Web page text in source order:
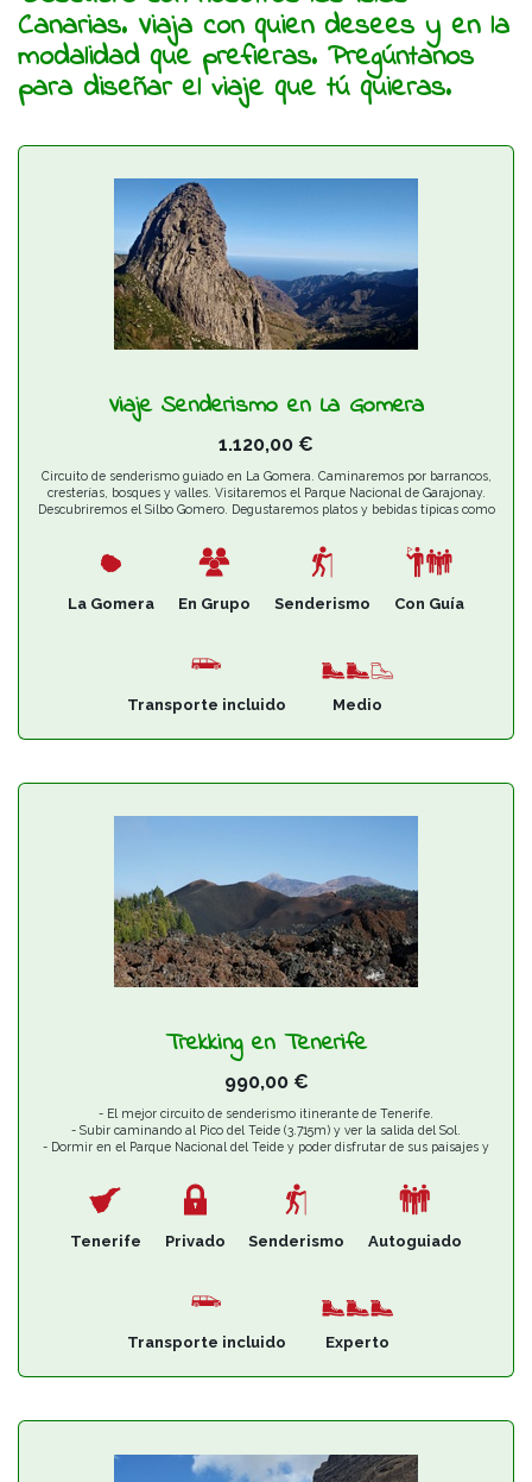
Canarias. Viaja con quien desees y en la
modalidad que prefieras. Pregúntanos
para diseñar el viaje que tú quieras.
Viaje Senderismo en La Gomera
1.120,00 €
Circuito de senderismo guiado en La Gomera. Caminaremos por barrancos,
cresterías, bosques y valles. Visitaremos el Parque Nacional de Garajonay.
Descubriremos el Silbo Gomero. Degustaremos platos y bebidas típicas como
cetáceos marinos.
La Gomera En Grupo Senderismo Con Guía
Transporte incluido Medio
Trekking en Tenerife
990,00€
- El mejor circuito de senderismo itinerante de Tenerife.
- Subir caminando al Pico del Teide (3.715m) y ver la salida del Sol.
- Dormir en el Parque Nacional del Teide y poder disfrutar de sus paisajes y
Tenerife Privado Senderismo Autoguiado
Transporte incluido Experto